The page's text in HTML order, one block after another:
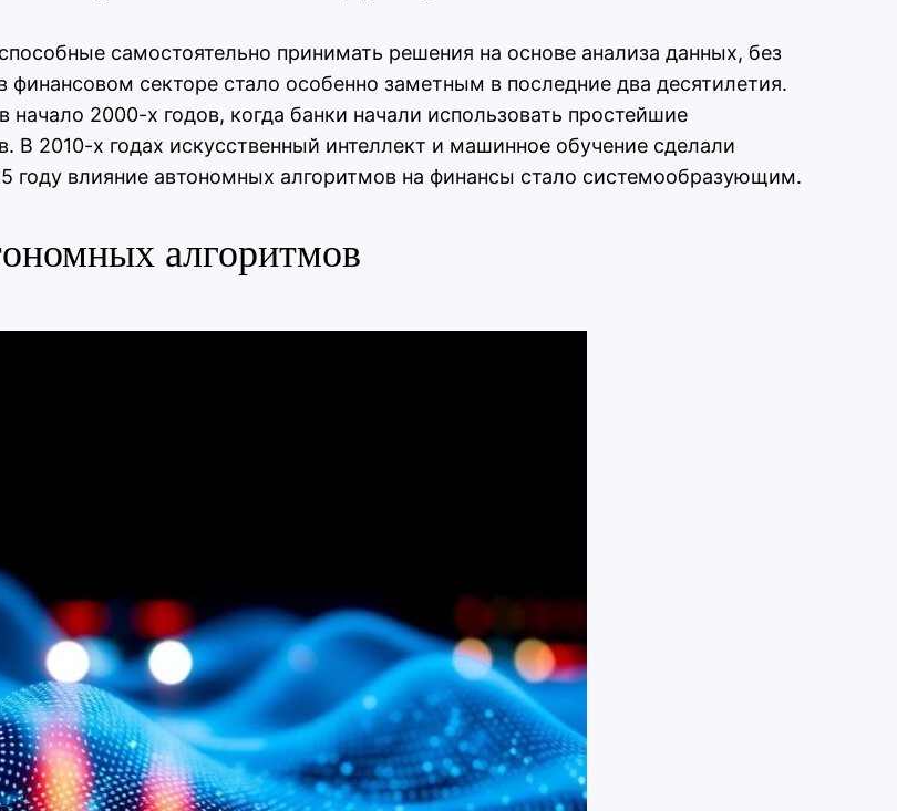
самостоятельно принимать решения на основе анализа данных, без
секторе стало особенно заметным в последние два десятилетия.
2000-х годов, когда банки начали использовать простейшие
В 2010-х годах искусственный интеллект и машинное обучение сделали
влияние автономных алгоритмов на финансы стало системообразующим.
алгоритмов